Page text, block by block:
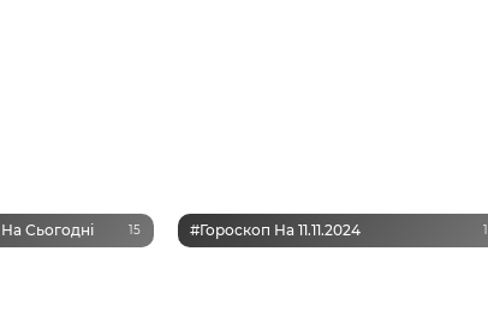
Сьогодні 15 #Гороскоп На 11.11.2024